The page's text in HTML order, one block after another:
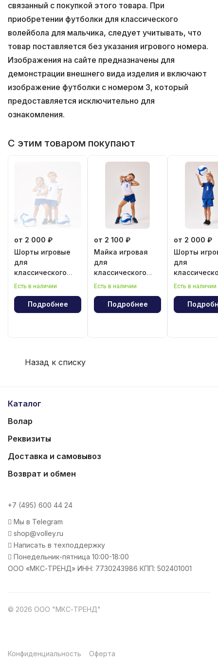
связанный с покупкой этого товара. При
приобретении футболки для классического
волейбола для мальчика, следует учитывать, что
товар поставляется без указания игрового номера.
Изображения на сайте предназначены для
демонстрации внешнего вида изделия и включают
изображение футболки с номером 3, который
предоставляется исключительно для
ознакомления.
С этим товаром покупают
от 2 000 ₽
Шорты игровые
для
классического
волейбола для
Есть в наличии
Подробнее
от 2 100 ₽
Майка игровая
для
классического
волейбола для
Есть в наличии
Подробнее
от 2 000 ₽
Шорты
для
волейбола
Есть в наличии
Назад к списку
Каталог
Волар
Реквизиты
Доставка и самовывоз
Возврат и обмен
+7 (495) 600 44 24
Мы в Telegram
shop@volley.ru
Написать в техподдержку
Понедельник-пятница 10:00-18:00
ООО «МКС-ТРЕНД» ИНН: 7730243986 КПП: 502401001
© 2026 ООО "МКС-ТРЕНД"
Конфиденциальность Оферта